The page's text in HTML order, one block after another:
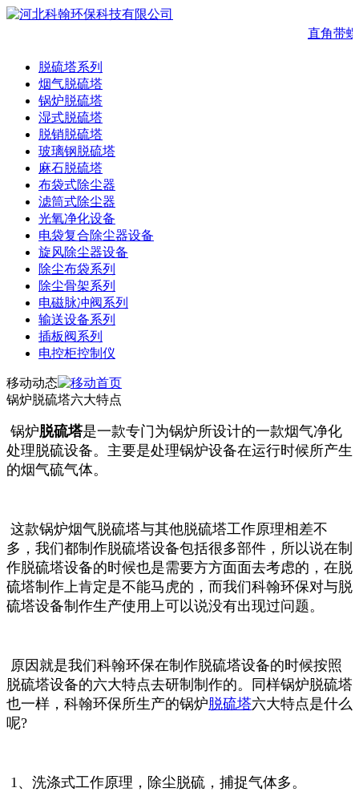
直角带
脱硫塔系列
烟气脱硫塔
锅炉脱硫塔
湿式脱硫塔
脱销脱硫塔
玻璃钢脱硫塔
麻石脱硫塔
布袋式除尘器
滤筒式除尘器
光氧净化设备
电袋复合除尘器设备
旋风除尘器设备
除尘布袋系列
除尘骨架系列
电磁脉冲阀系列
输送设备系列
插板阀系列
电控柜控制仪
移动动态
锅炉脱硫塔六大特点
锅炉脱硫塔是一款专门为锅炉所设计的一款烟气净化
处理脱硫设备。主要是处理锅炉设备在运行时候所产生
的烟气硫气体。
这款锅炉烟气脱硫塔与其他脱硫塔工作原理相差不
多，我们都制作脱硫塔设备包括很多部件，所以说在制
作脱硫塔设备的时候也是需要方方面面去考虑的，在脱
硫塔制作上肯定是不能马虎的，而我们科翰环保对与脱
硫塔设备制作生产使用上可以说没有出现过问题。
原因就是我们科翰环保在制作脱硫塔设备的时候按照
脱硫塔设备的六大特点去研制制作的。同样锅炉脱硫塔
也一样，科翰环保所生产的锅炉脱硫塔六大特点是什么
呢?
1、洗涤式工作原理，除尘脱硫，捕捉气体多。